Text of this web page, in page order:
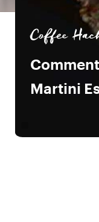
Coffee
Martini